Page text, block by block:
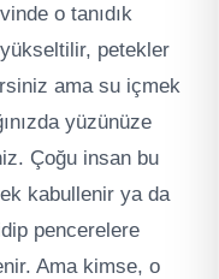
o tanıdık
petekler
ama su içmek
yüzünüze
Çoğu insan bu
kabullenir ya da
pencerelere
Ama kimse, o